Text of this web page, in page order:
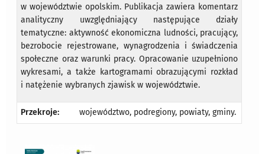
w województwie opolskim. Publikacja zawiera komentarz
analityczny uwzględniający następujące działy
tematyczne: aktywność ekonomiczna ludności, pracujący,
bezrobocie rejestrowane, wynagrodzenia i świadczenia
społeczne oraz warunki pracy. Opracowanie uzupełniono
wykresami, a także kartogramami obrazującymi rozkład
i natężenie wybranych zjawisk w województwie.
Przekroje: województwo, podregiony, powiaty, gminy.